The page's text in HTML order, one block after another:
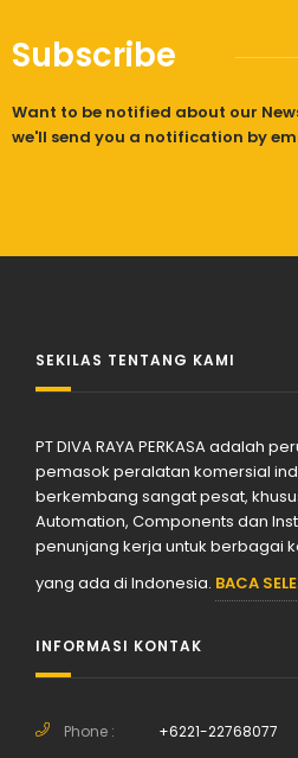
Subscribe
Want to be notified about our
we'll send you a notification by
SEKILAS TENTANG KAMI
PT DIVA RAYA PERKASA adalah
pemasok peralatan komersial
berkembang sangat pesat,
Automation, Components dan
penunjang kerja untuk berbagai
yang ada di Indonesia. BACA
INFORMASI KONTAK
Phone : +6221-22768077